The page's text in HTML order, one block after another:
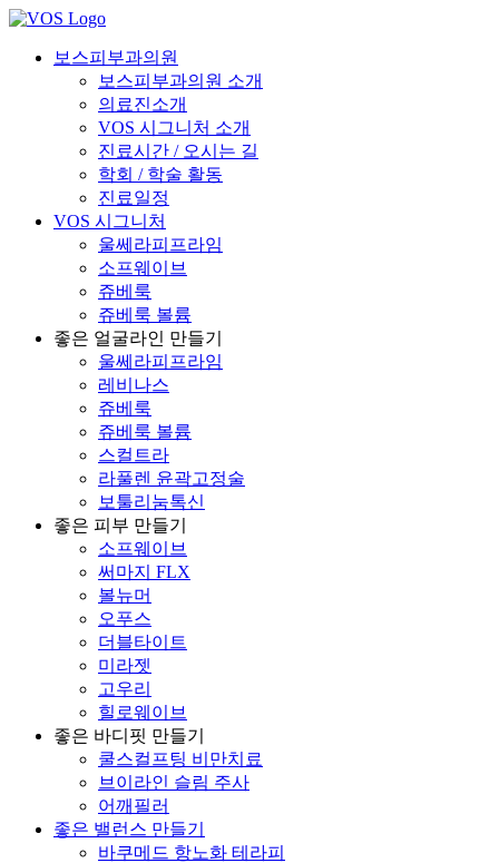
보스피부과의원
보스피부과의원 소개
의료진소개
VOS 시그니처 소개
진료시간 / 오시는 길
학회 / 학술 활동
진료일정
VOS 시그니처
울쎄라피프라임
소프웨이브
쥬베룩
쥬베룩 볼륨
좋은 얼굴라인 만들기
울쎄라피프라임
레비나스
쥬베룩
쥬베룩 볼륨
스컬트라
라풀렌 윤곽고정술
보툴리눔톡신
좋은 피부 만들기
소프웨이브
써마지 FLX
볼뉴머
오푸스
더블타이트
미라젯
고우리
힐로웨이브
좋은 바디핏 만들기
쿨스컬프팅 비만치료
브이라인 슬림 주사
어깨필러
좋은 밸런스 만들기
바쿠메드 항노화 테라피